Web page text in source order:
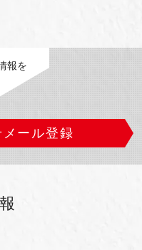
報を
ール登録